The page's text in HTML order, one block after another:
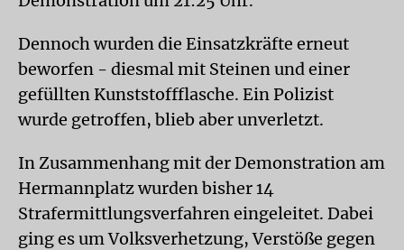
Dennoch wurden die Einsatzkräfte erneut
beworfen - diesmal mit Steinen und einer
gefüllten Kunststoffflasche. Ein Polizist
wurde getroffen, blieb aber unverletzt.
In Zusammenhang mit der Demonstration am
Hermannplatz wurden bisher 14
Strafermittlungsverfahren eingeleitet. Dabei
ging es um Volksverhetzung, Verstöße gegen